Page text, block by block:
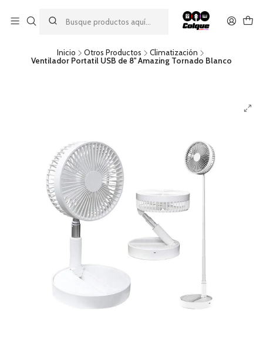
descuento por pago con transferencia bancaria
por una compra mínima de $49.990. Este descuento no es
acumulable a otras promociones ni aplicable a gastos de envío.
Inicio Otros Productos
Climatización
Ventilador Portatil USB de 8'' Amazing Tornado Blanco